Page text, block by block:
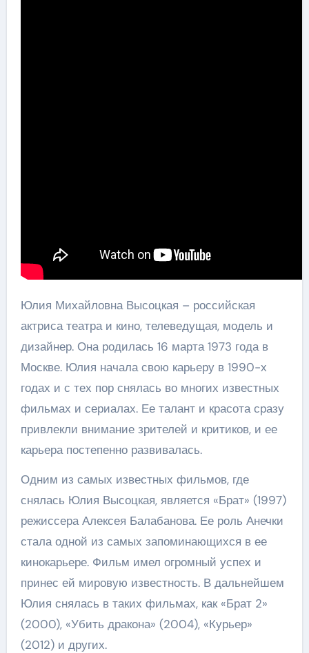
Юлия Михайловна Высоцкая – российская
актриса театра и кино, телеведущая, модель и
дизайнер. Она родилась 16 марта 1973 года в
Москве. Юлия начала свою карьеру в 1990-х
годах и с тех пор снялась во многих известных
фильмах и сериалах. Ее талант и красота сразу
привлекли внимание зрителей и критиков, и ее
карьера постепенно развивалась.
Одним из самых известных фильмов, где
снялась Юлия Высоцкая, является «Брат» (1997)
режиссера Алексея Балабанова. Ее роль Анечки
стала одной из самых запоминающихся в ее
кинокарьере. Фильм имел огромный успех и
принес ей мировую известность. В дальнейшем
Юлия снялась в таких фильмах, как «Брат 2»
(2000), «Убить дракона» (2004), «Курьер»
(2012) и других.